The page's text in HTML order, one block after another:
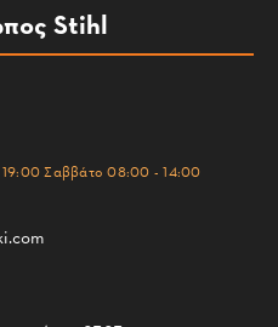
Stihl
Σαββάτο 08:00 - 14:00